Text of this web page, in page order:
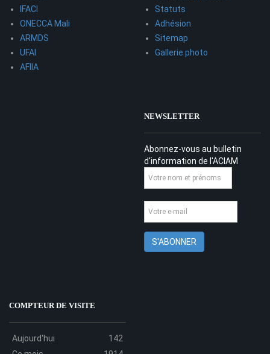
IFACI
ONECCA Mali
ARMDS
UFAI
AFIIA
Statuts
Adhésion
Sitemap
Gallerie photo
NEWSLETTER
Abonnez-vous au bulletin
d'information de l'ACIAM
COMPTEUR DE VISITE
Aujourd'hui
142